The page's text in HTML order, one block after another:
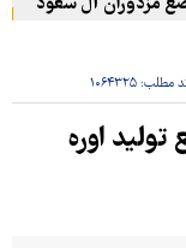
مطلب:۱۰۶۴۳۲۵
اوره